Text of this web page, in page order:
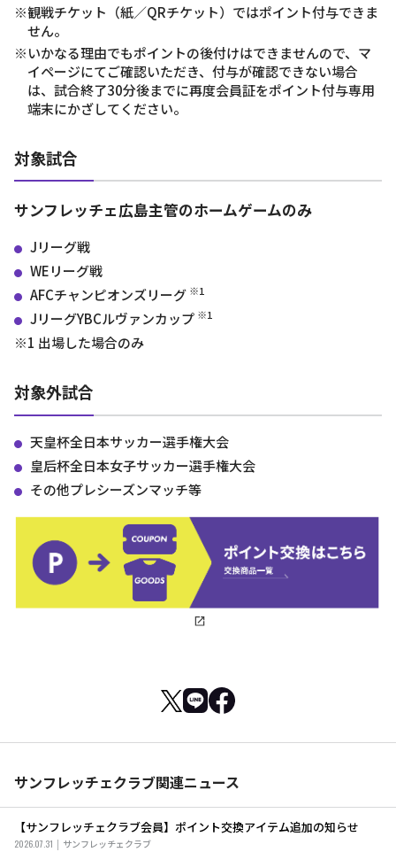
※観戦チケット（紙／QRチケット）ではポイント付与できま
せん。
※いかなる理由でもポイントの後付けはできませんので、マ
イページにてご確認いただき、付与が確認できない場合
は、試合終了30分後までに再度会員証をポイント付与専用
端末にかざしてください。
対象試合
サンフレッチェ広島主管のホームゲームのみ
Jリーグ戦
WEリーグ戦
AFCチャンピオンズリーグ ※1
JリーグYBCルヴァンカップ ※1
※1 出場した場合のみ
対象外試合
天皇杯全日本サッカー選手権大会
皇后杯全日本女子サッカー選手権大会
その他プレシーズンマッチ等
サンフレッチェクラブ関連ニュース
【サンフレッチェクラブ会員】ポイント交換アイテム追加の知らせ
2026.07.31 サンフレッチェクラブ